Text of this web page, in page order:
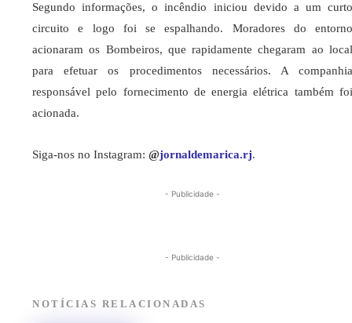
Segundo informações, o incêndio iniciou devido a um curto
circuito e logo foi se espalhando. Moradores do entorno
acionaram os Bombeiros, que rapidamente chegaram ao local
para efetuar os procedimentos necessários. A companhia
responsável pelo fornecimento de energia elétrica também foi
acionada.
Siga-nos no Instagram: @jornaldemarica.rj.
- Publicidade -
- Publicidade -
NOTÍCIAS RELACIONADAS